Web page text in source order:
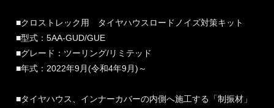
■クロストレック用 タイヤハウスロードノイズ対策キット
■型式：5AA-GUD/GUE
■グレード：ツーリング/リミテッド
■年式：2022年9月(令和4年9月)～
■タイヤハウス、インナーカバーの内側へ施工する「制振材」